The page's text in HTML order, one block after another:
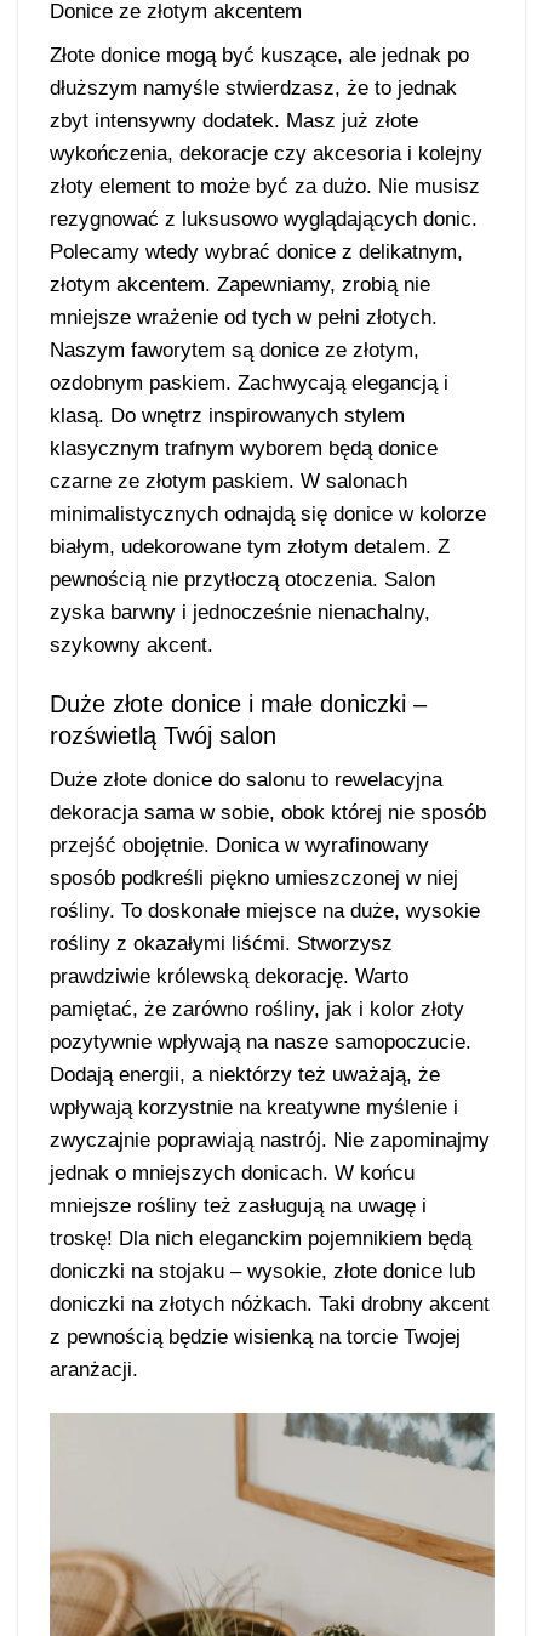
Donice ze złotym akcentem
Złote donice mogą być kuszące, ale jednak po
dłuższym namyśle stwierdzasz, że to jednak
zbyt intensywny dodatek. Masz już złote
wykończenia, dekoracje czy akcesoria i kolejny
złoty element to może być za dużo. Nie musisz
rezygnować z luksusowo wyglądających donic.
Polecamy wtedy wybrać donice z delikatnym,
złotym akcentem. Zapewniamy, zrobią nie
mniejsze wrażenie od tych w pełni złotych.
Naszym faworytem są donice ze złotym,
ozdobnym paskiem. Zachwycają elegancją i
klasą. Do wnętrz inspirowanych stylem
klasycznym trafnym wyborem będą donice
czarne ze złotym paskiem. W salonach
minimalistycznych odnajdą się donice w kolorze
białym, udekorowane tym złotym detalem. Z
pewnością nie przytłoczą otoczenia. Salon
zyska barwny i jednocześnie nienachalny,
szykowny akcent.
Duże złote donice i małe doniczki –
rozświetlą Twój salon
Duże złote donice do salonu to rewelacyjna
dekoracja sama w sobie, obok której nie sposób
przejść obojętnie. Donica w wyrafinowany
sposób podkreśli piękno umieszczonej w niej
rośliny. To doskonałe miejsce na duże, wysokie
rośliny z okazałymi liśćmi. Stworzysz
prawdziwie królewską dekorację. Warto
pamiętać, że zarówno rośliny, jak i kolor złoty
pozytywnie wpływają na nasze samopoczucie.
Dodają energii, a niektórzy też uważają, że
wpływają korzystnie na kreatywne myślenie i
zwyczajnie poprawiają nastrój. Nie zapominajmy
jednak o mniejszych donicach. W końcu
mniejsze rośliny też zasługują na uwagę i
troskę! Dla nich eleganckim pojemnikiem będą
doniczki na stojaku – wysokie, złote donice lub
doniczki na złotych nóżkach. Taki drobny akcent
z pewnością będzie wisienką na torcie Twojej
aranżacji.